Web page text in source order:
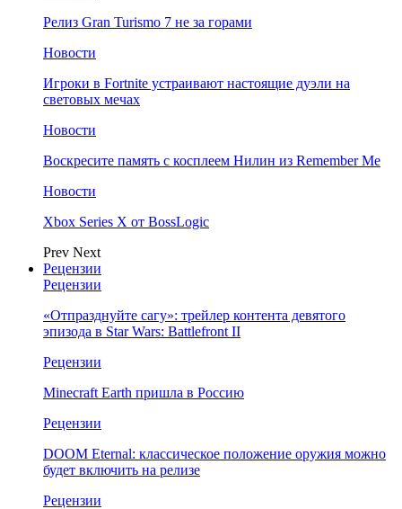
Релиз Gran Turismo 7 не за горами
Новости
Игроки в Fortnite устраивают настоящие дуэли на
световых мечах
Новости
Воскресите память с косплеем Нилин из Remember Me
Новости
Xbox Series X от BossLogic
Prev Next
Рецензии
Рецензии
«Отпразднуйте сагу»: трейлер контента девятого
эпизода в Star Wars: Battlefront II
Рецензии
Minecraft Earth пришла в Россию
Рецензии
DOOM Eternal: классическое положение оружия можно
будет включить на релизе
Рецензии